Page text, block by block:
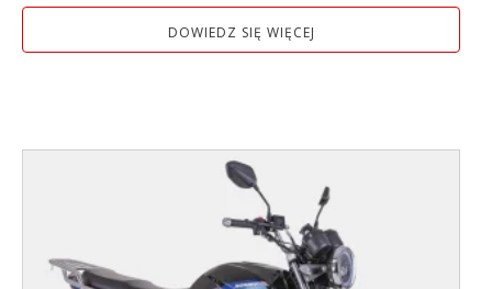
wynosiła:
wynosi:
11
DOWIEDZ SIĘ WIĘCEJ